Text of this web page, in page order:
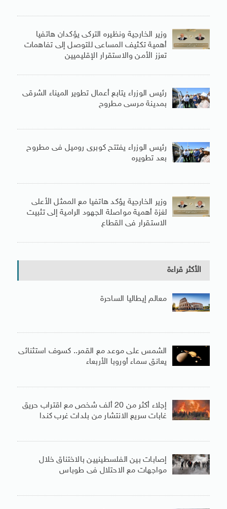
وزير الخارجية ونظيره التركى يؤكدان هاتفيا
أهمية تكثيف المساعى للتوصل إلى تفاهمات
تعزز الأمن والاستقرار الإقليميين
رئيس الوزراء يتابع أعمال تطوير الميناء الشرقى
بمدينة مرسى مطروح
رئيس الوزراء يفتتح كوبرى روميل فى مطروح
بعد تطويره
وزير الخارجية يؤكد هاتفيا مع الممثل الأعلى
لغزة أهمية مواصلة الجهود الرامية إلى تثبيت
الاستقرار فى القطاع
الأكثر قراءة
معالم إيطاليا الساحرة
الشمس على موعد مع القمر.. كسوف استثنائى
يعانق سماء أوروبا الأربعاء
إجلاء أكثر من 20 ألف شخص مع اقتراب حريق
غابات سريع الانتشار من بلدات غرب كندا
إصابات بين الفلسطينيين بالاختناق خلال
مواجهات مع الاحتلال فى طوباس